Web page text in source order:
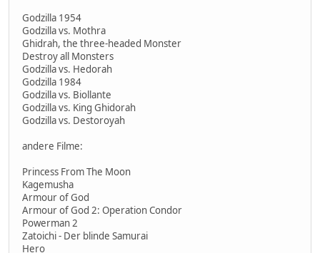
Godzilla 1954
Godzilla vs. Mothra
Ghidrah, the three-headed Monster
Destroy all Monsters
Godzilla vs. Hedorah
Godzilla 1984
Godzilla vs. Biollante
Godzilla vs. King Ghidorah
Godzilla vs. Destoroyah
andere Filme:
Princess From The Moon
Kagemusha
Armour of God
Armour of God 2: Operation Condor
Powerman 2
Zatoichi - Der blinde Samurai
Hero